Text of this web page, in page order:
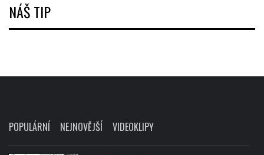
NÁŠ TIP
POPULÁRNÍ NEJNOVĚJŠÍ VIDEOKLIPY